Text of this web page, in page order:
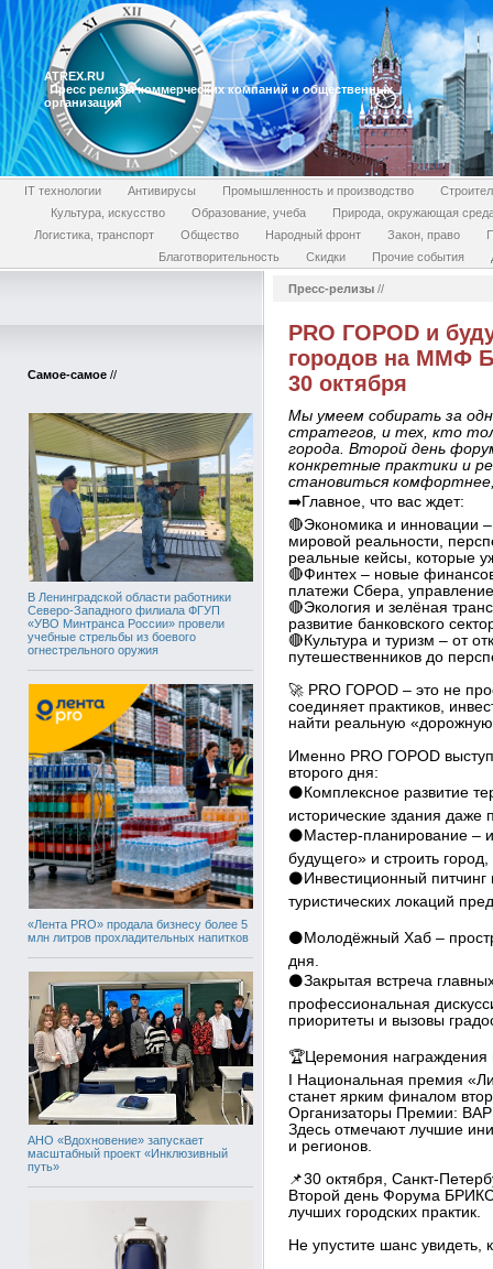
ATREX.RU
Пресс релизы коммерческих компаний и общественных
организаций
IT технологии Антивирусы Промышленность и производство
Культура, искусство
Образование, учеба
Природа, окружающая
Логистика, транспорт
Общество Народный фронт Закон, право
Благотворительность
Скидки Прочие события
Самое-самое //
В Ленинградской области работники
Северо-Западного филиала ФГУП
«УВО Минтранса России» провели
учебные стрельбы из боевого
огнестрельного оружия
«Лента PRO» продала бизнесу более 5
млн литров прохладительных напитков
АНО «Вдохновение» запускает
масштабный проект «Инклюзивный
путь»
Пресс-релизы //
PRO ГОРОD и
городов на ММФ
30 октября
Мы умеем собирать за
стратегов, и тех, кто
города. Второй день
конкретные практики и
становиться
➡️Главное, что вас ждет:
🔴Экономика и инновации
мировой реальности,
реальные кейсы, которые
🔴Финтех – новые
платежи Сбера,
🔴Экология и зелёная
развитие банковского
🔴Культура и туризм – от
путешественников до
🚀 PRO ГОРОD – это не
соединяет практиков,
найти реальную «дорожную
Именно PRO ГОРОD
второго дня:
⚫️Комплексное развитие
исторические здания
⚫️Мастер-планирование –
будущего» и строить
⚫️Инвестиционный
туристических локаций
⚫️Молодёжный Хаб –
дня.
⚫️Закрытая встреча
профессиональная
приоритеты и вызовы
🏆Церемония награждения
I Национальная премия
станет ярким финалом
Организаторы Премии:
Здесь отмечают лучшие
и регионов.
📌30 октября, Санкт-
Второй день Форума
лучших городских практик.
Не упустите шанс увидеть,